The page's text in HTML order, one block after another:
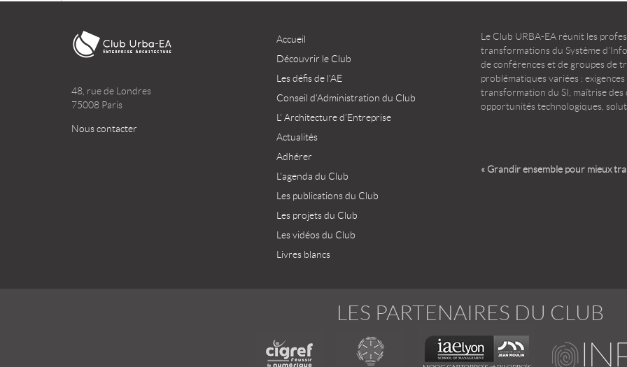
48, rue de Londres
75008 Paris
Nous contacter
Accueil
Découvrir le Club
Les défis de l’AE
Conseil d’Administration du Club
L’ Architecture d’Entreprise
Actualités
Adhérer
L’agenda du Club
Les publications du Club
Les projets du Club
Les vidéos du Club
Livres blancs
Le Club URBA-EA réunit les
transformations du Système
de conférences et de groupes de
problématiques variées :
transformation du SI, maîtrise des
opportunités technologiques,
« Grandir ensemble pour mieux
LES PARTENAIRES DU CLUB